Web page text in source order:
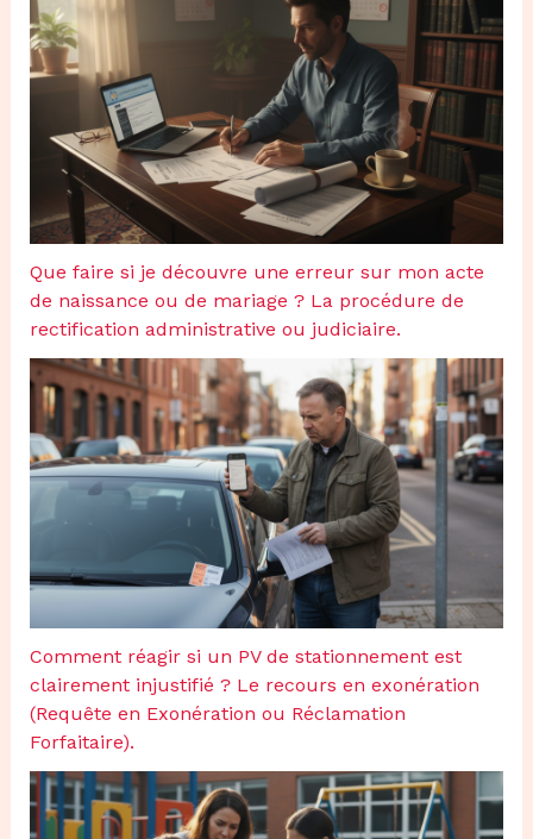
Que faire si je découvre une erreur sur mon acte
de naissance ou de mariage ? La procédure de
rectification administrative ou judiciaire.
Comment réagir si un PV de stationnement est
clairement injustifié ? Le recours en exonération
(Requête en Exonération ou Réclamation
Forfaitaire).